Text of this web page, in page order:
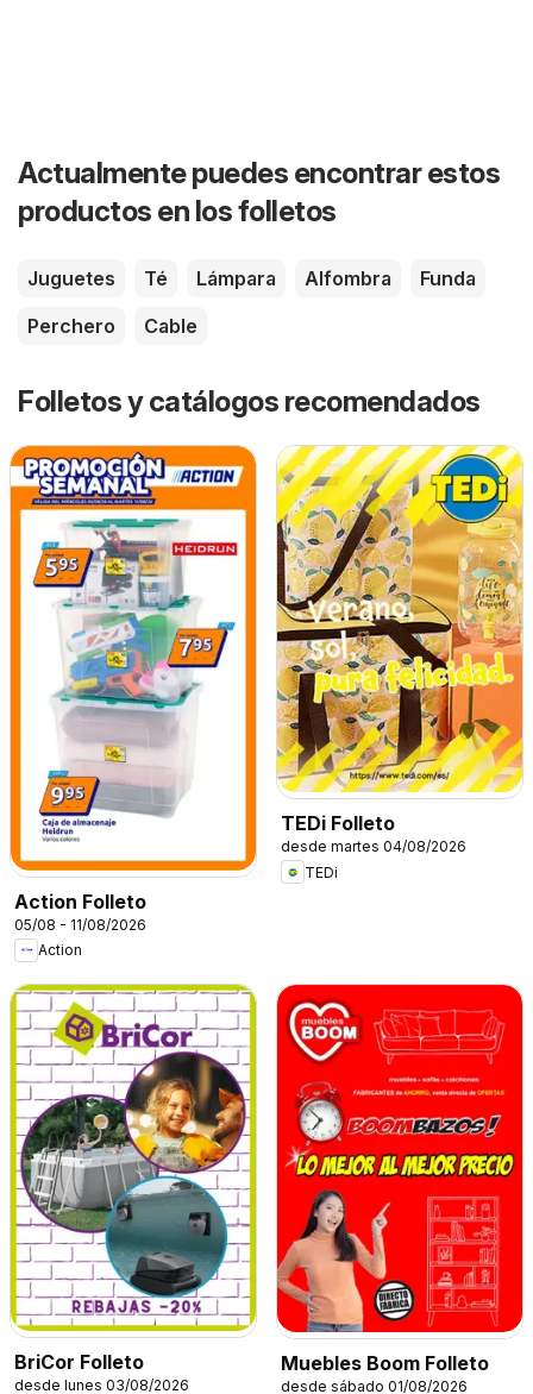
Actualmente puedes encontrar estos
productos en los folletos
Juguetes Té Lámpara Alfombra
Funda
Perchero
Cable
Folletos y catálogos recomendados
Action Folleto
05/08 - 11/08/2026
Action
TEDi Folleto
desde martes 04/08/2026
TEDi
BriCor Folleto
desde lunes 03/08/2026
Muebles Boom Folleto
desde sábado 01/08/2026